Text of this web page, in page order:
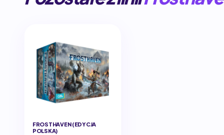
FROSTHAVEN (EDYCJA
POLSKA)